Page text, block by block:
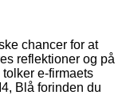
chancer for at
reflektioner og på
e-firmaets
Blå forinden du